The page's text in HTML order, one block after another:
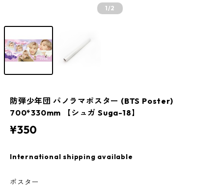
1/2
防弾少年団 パノラマポスター (BTS Poster)
700*330mm 【シュガ Suga-18】
¥350
International shipping available
ポスター